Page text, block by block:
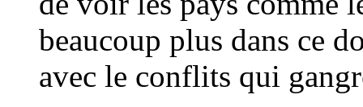
beaucoup plus dans ce
avec le conflits qui